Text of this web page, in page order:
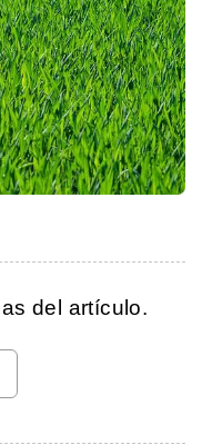
del artículo.